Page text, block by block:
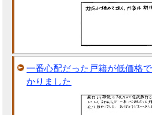
一番心配だった戸籍が低価格
かりました